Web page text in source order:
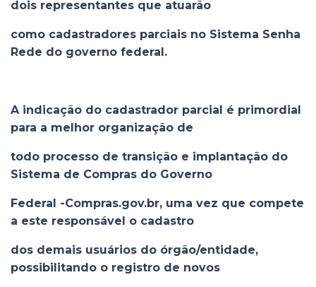
dois representantes que atuarão
como cadastradores parciais no Sistema Senha
Rede do governo federal.
A indicação do cadastrador parcial é primordial
para a melhor organização de
todo processo de transição e implantação do
Sistema de Compras do Governo
Federal -Compras.gov.br, uma vez que compete
a este responsável o cadastro
dos demais usuários do órgão/entidade,
possibilitando o registro de novos